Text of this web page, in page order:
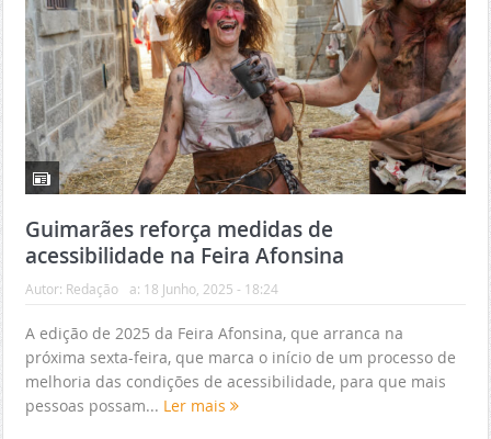
Guimarães reforça medidas de
acessibilidade na Feira Afonsina
Autor: Redação a: 18 Junho, 2025 - 18:24
A edição de 2025 da Feira Afonsina, que arranca na
próxima sexta-feira, que marca o início de um processo de
melhoria das condições de acessibilidade, para que mais
pessoas possam... Ler mais